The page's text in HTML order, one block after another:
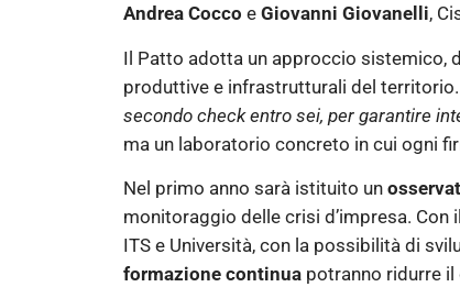
Andrea Cocco e Giovanni Giovanelli,
Il Patto adotta un approccio sistemico,
produttive e infrastrutturali del
secondo check entro sei, per garantire
ma un laboratorio concreto in cui ogni
Nel primo anno sarà istituito un
monitoraggio delle crisi d’impresa.
ITS e Università, con la possibilità di
formazione continua potranno ridurre